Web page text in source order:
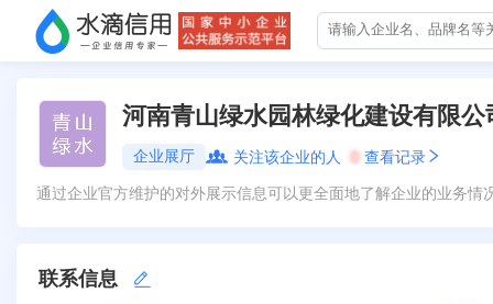
河南青山绿水园林绿化建设有限公
企业展厅 关注该企业的人 0 查看记录
通过企业官方维护的对外展示信息可以更全面地了解企业的业务
联系信息